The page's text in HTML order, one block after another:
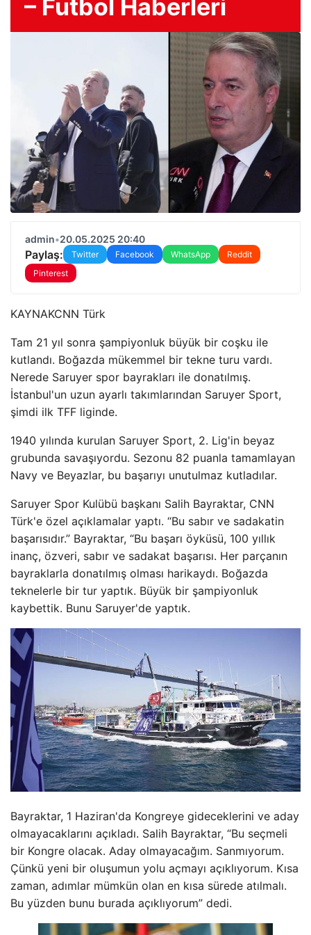
– Futbol Haberleri
admin•20.05.2025 20:40
Paylaş: Twitter Facebook WhatsApp
Reddit
Pinterest
KAYNAKCNN Türk
Tam 21 yıl sonra şampiyonluk büyük bir coşku ile
kutlandı. Boğazda mükemmel bir tekne turu vardı.
Nerede Saruyer spor bayrakları ile donatılmış.
İstanbul'un uzun ayarlı takımlarından Saruyer Sport,
şimdi ilk TFF liginde.
1940 yılında kurulan Saruyer Sport, 2. Lig'in beyaz
grubunda savaşıyordu. Sezonu 82 puanla tamamlayan
Navy ve Beyazlar, bu başarıyı unutulmaz kutladılar.
Saruyer Spor Kulübü başkanı Salih Bayraktar, CNN
Türk'e özel açıklamalar yaptı. “Bu sabır ve sadakatin
başarısıdır.” Bayraktar, “Bu başarı öyküsü, 100 yıllık
inanç, özveri, sabır ve sadakat başarısı. Her parçanın
bayraklarla donatılmış olması harikaydı. Boğazda
teknelerle bir tur yaptık. Büyük bir şampiyonluk
kaybettik. Bunu Saruyer'de yaptık.
Bayraktar, 1 Haziran'da Kongreye gideceklerini ve aday
olmayacaklarını açıkladı. Salih Bayraktar, “Bu seçmeli
bir Kongre olacak. Aday olmayacağım. Sanmıyorum.
Çünkü yeni bir oluşumun yolu açmayı açıklıyorum. Kısa
zaman, adımlar mümkün olan en kısa sürede atılmalı.
Bu yüzden bunu burada açıklıyorum” dedi.